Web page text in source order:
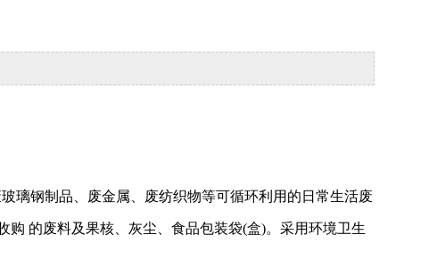
璃钢制品、废金属、废纺织物等可循环利用的日常生活废
的废料及果核、灰尘、食品包装袋(盒)。采用环境卫生